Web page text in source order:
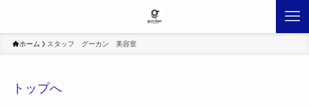
ホーム スタッフ グーカン 美容室
トップへ